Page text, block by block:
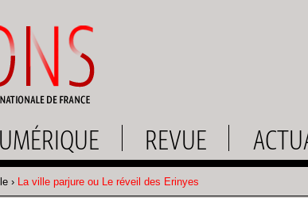
REVUE
La ville parjure ou Le réveil des Erinyes